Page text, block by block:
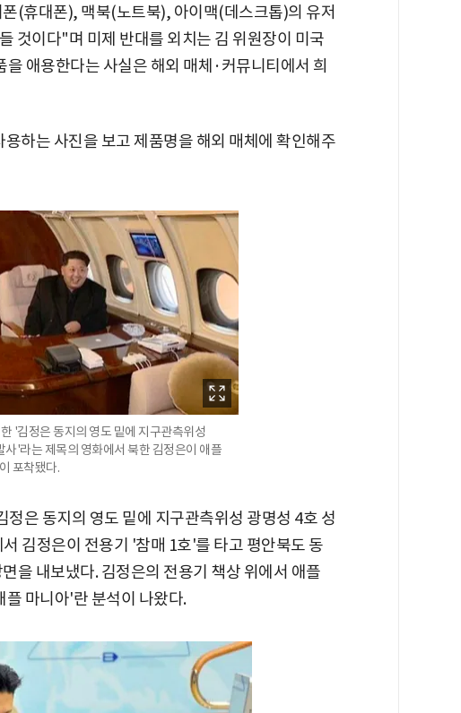
(휴대폰), 맥북(노트북), 아이맥(데스크톱)의 유저
것이다"며 미제 반대를 외치는 김 위원장이 미국
애용한다는 사실은 해외 매체·커뮤니티에서 희
하는 사진을 보고 제품명을 해외 매체에 확인해주
'김정은 동지의 영도 밑에 지구관측위성
사'라는 제목의 영화에서 북한 김정은이 애플
포착됐다.
은 동지의 영도 밑에 지구관측위성 광명성 4호 성
김정은이 전용기 '참매 1호'를 타고 평안북도 동
을 내보냈다. 김정은의 전용기 책상 위에서 애플
마니아'란 분석이 나왔다.